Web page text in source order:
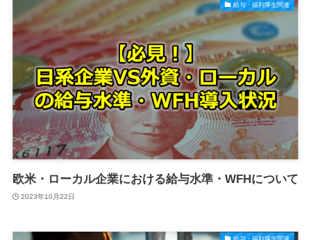
給与・福利厚生関連
欧米・ローカル企業における給与水準・WFHについて
2023年10月22日
給与・福利厚生関連